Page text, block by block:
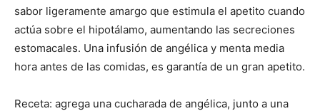
sabor ligeramente amargo que estimula el apetito cuando
actúa sobre el hipotálamo, aumentando las secreciones
estomacales. Una infusión de angélica y menta media
hora antes de las comidas, es garantía de un gran apetito.
Receta: agrega una cucharada de angélica, junto a una